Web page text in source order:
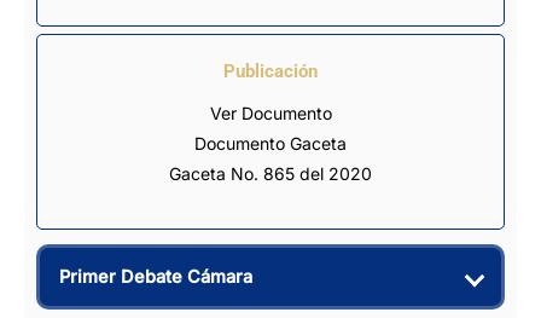
Publicación
Ver Documento
Documento Gaceta
Gaceta No. 865 del 2020
Primer Debate Cámara